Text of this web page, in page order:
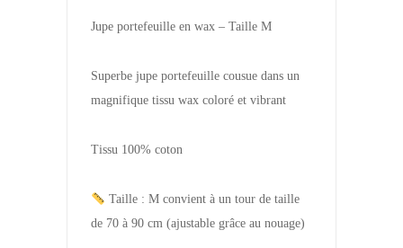
Jupe portefeuille en wax – Taille M
Superbe jupe portefeuille cousue dans un
magnifique tissu wax coloré et vibrant
Tissu 100% coton
Taille : M convient à un tour de taille
de 70 à 90 cm (ajustable grâce au nouage)